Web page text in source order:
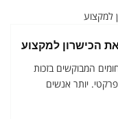
הכישרון למקצוע
המבוקשים בזכות
יותר אנשים